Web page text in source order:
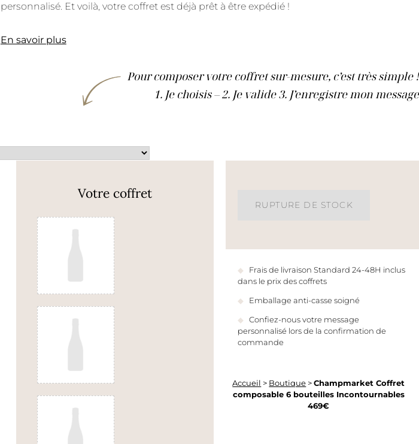
personnalisé. Et voilà, votre coffret est déjà prêt à être expédié !
En savoir plus
Pour composer votre coffret sur-mesure, c’est très simple !
1. Je choisis – 2. Je valide 3. J’enregistre mon message
Votre coffret
RUPTURE DE STOCK
Frais de livraison Standard 24-48H inclus
dans le prix des coffrets
Emballage anti-casse soigné
Confiez-nous votre message
personnalisé lors de la confirmation de
commande
Accueil > Boutique >Champmarket Coffret
composable 6 bouteilles Incontournables
469€